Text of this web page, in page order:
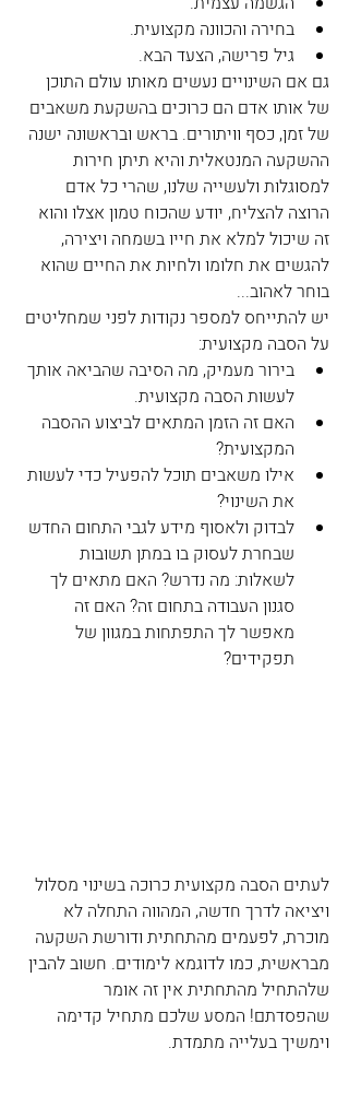
בחירה והכוונה מקצועית.
גיל פרישה, הצעד הבא.
גם אם השינויים נעשים מאותו עולם התוכן
של אותו אדם הם כרוכים בהשקעת משאבים
של זמן, כסף וויתורים. בראש ובראשונה ישנה
ההשקעה המנטאלית והיא תיתן חירות
למסוגלות ולעשייה שלנו, שהרי כל אדם
הרוצה להצליח, יודע שהכוח טמון אצלו והוא
זה שיכול למלא את חייו בשמחה ויצירה,
להגשים את חלומו ולחיות את החיים שהוא
בוחר לאהוב...
יש להתייחס למספר נקודות לפני שמחליטים
על הסבה מקצועית:
בירור מעמיק, מה הסיבה שהביאה אותך
לעשות הסבה מקצועית.
האם זה הזמן המתאים לביצוע ההסבה
המקצועית?
אילו משאבים תוכל להפעיל כדי לעשות
את השינוי?
לבדוק ולאסוף מידע לגבי התחום החדש
שבחרת לעסוק בו במתן תשובות
לשאלות: מה נדרש? האם מתאים לך
סגנון העבודה בתחום זה? האם זה
מאפשר לך התפתחות במגוון של
תפקידים?
לעתים הסבה מקצועית כרוכה בשינוי מסלול
ויציאה לדרך חדשה, המהווה התחלה לא
מוכרת, לפעמים מהתחתית ודורשת השקעה
מבראשית, כמו לדוגמא לימודים. חשוב להבין
שלהתחיל מהתחתית אין זה אומר
שהפסדתם! המסע שלכם מתחיל קדימה
וימשיך בעלייה מתמדת.